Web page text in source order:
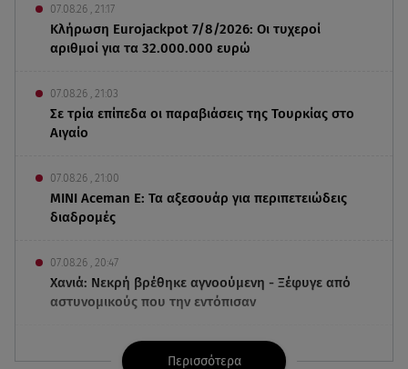
07.08.26 , 21:17
Κλήρωση Eurojackpot 7/8/2026: Οι τυχεροί
αριθμοί για τα 32.000.000 ευρώ
07.08.26 , 21:03
Σε τρία επίπεδα οι παραβιάσεις της Τουρκίας στο
Αιγαίο
07.08.26 , 21:00
MINI Aceman E: Τα αξεσουάρ για περιπετειώδεις
διαδρομές
07.08.26 , 20:47
Χανιά: Νεκρή βρέθηκε αγνοούμενη - Ξέφυγε από
αστυνομικούς που την εντόπισαν
Περισσότερα